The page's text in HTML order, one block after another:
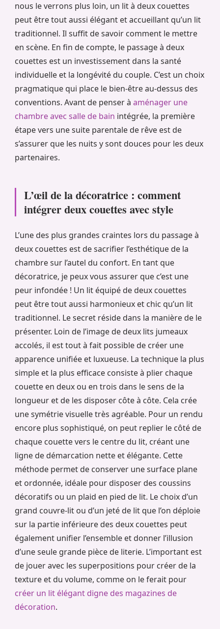
nous le verrons plus loin, un lit à deux couettes
peut être tout aussi élégant et accueillant qu’un lit
traditionnel. Il suffit de savoir comment le mettre
en scène. En fin de compte, le passage à deux
couettes est un investissement dans la santé
individuelle et la longévité du couple. C’est un choix
pragmatique qui place le bien-être au-dessus des
conventions. Avant de penser à aménager une
chambre avec salle de bain intégrée, la première
étape vers une suite parentale de rêve est de
s’assurer que les nuits y sont douces pour les deux
partenaires.
L’œil de la décoratrice : comment
intégrer deux couettes avec style
L’une des plus grandes craintes lors du passage à
deux couettes est de sacrifier l’esthétique de la
chambre sur l’autel du confort. En tant que
décoratrice, je peux vous assurer que c’est une
peur infondée ! Un lit équipé de deux couettes
peut être tout aussi harmonieux et chic qu’un lit
traditionnel. Le secret réside dans la manière de le
présenter. Loin de l’image de deux lits jumeaux
accolés, il est tout à fait possible de créer une
apparence unifiée et luxueuse. La technique la plus
simple et la plus efficace consiste à plier chaque
couette en deux ou en trois dans le sens de la
longueur et de les disposer côte à côte. Cela crée
une symétrie visuelle très agréable. Pour un rendu
encore plus sophistiqué, on peut replier le côté de
chaque couette vers le centre du lit, créant une
ligne de démarcation nette et élégante. Cette
méthode permet de conserver une surface plane
et ordonnée, idéale pour disposer des coussins
décoratifs ou un plaid en pied de lit. Le choix d’un
grand couvre-lit ou d’un jeté de lit que l’on déploie
sur la partie inférieure des deux couettes peut
également unifier l’ensemble et donner l’illusion
d’une seule grande pièce de literie. L’important est
de jouer avec les superpositions pour créer de la
texture et du volume, comme on le ferait pour
créer un lit élégant digne des magazines de
décoration.